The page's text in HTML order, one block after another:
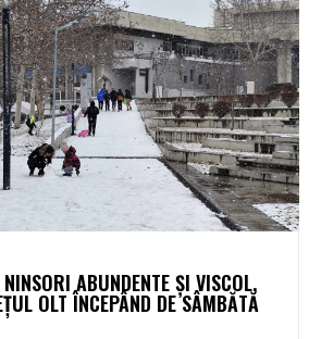
ABUNDENTE ȘI VISCOL,
OLT ÎNCEPÂND DE SÂMBĂTĂ